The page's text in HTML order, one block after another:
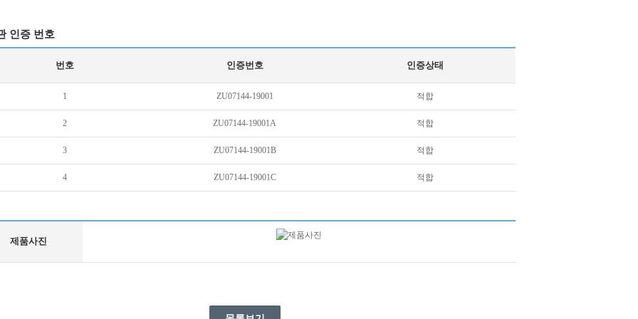
인증 번호
번호 인증번호 인증상태
1 ZU07144-19001 적합
2 ZU07144-19001A 적합
3 ZU07144-19001B 적합
4 ZU07144-19001C 적합
제품사진